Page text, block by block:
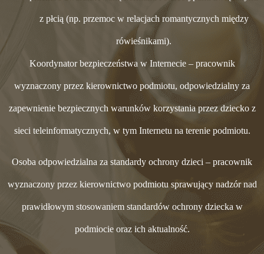
z płcią (np. przemoc w relacjach romantycznych między
rówieśnikami).
Koordynator bezpieczeństwa w Internecie – pracownik
wyznaczony przez kierownictwo podmiotu, odpowiedzialny za
zapewnienie bezpiecznych warunków korzystania przez dziecko z
sieci teleinformatycznych, w tym Internetu na terenie podmiotu.
Osoba odpowiedzialna za standardy ochrony dzieci – pracownik
wyznaczony przez kierownictwo podmiotu sprawujący nadzór nad
prawidłowym stosowaniem standardów ochrony dziecka w
podmiocie oraz ich aktualność.